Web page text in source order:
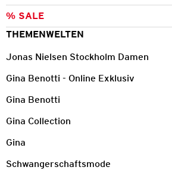
% SALE
THEMENWELTEN
Jonas Nielsen Stockholm Damen
Gina Benotti - Online Exklusiv
Gina Benotti
Gina Collection
Gina
Schwangerschaftsmode